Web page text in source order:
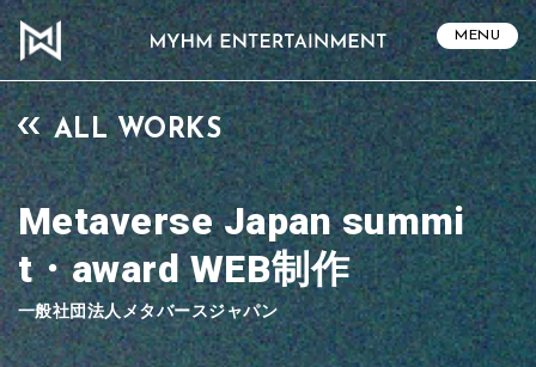
MENU
ALL WORKS
Metaverse Japan summi
t・award WEB制作
一般社団法人メタバースジャパン